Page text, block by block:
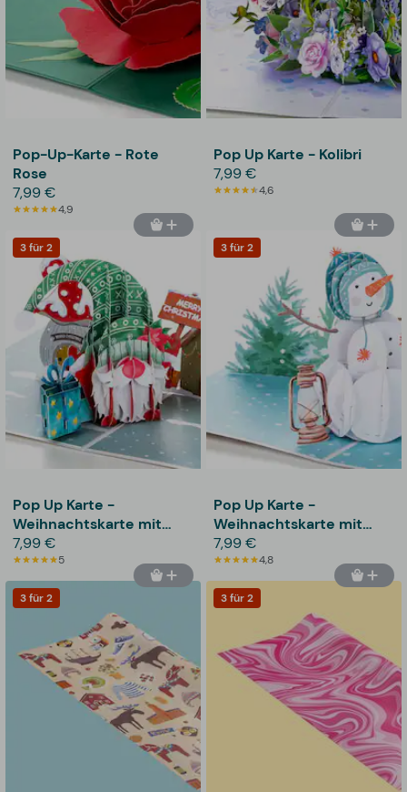
Pop-Up-Karte - Rote
Rose
7,99 €
4,9
Pop Up Karte - Kolibri
7,99 €
4,6
3 für 2
Pop Up Karte -
Weihnachtskarte mit
Weihnachtsmann
7,99 €
5
3 für 2
Pop Up Karte -
Weihnachtskarte mit
Schneemann
7,99 €
4,8
3 für 2 3 für 2